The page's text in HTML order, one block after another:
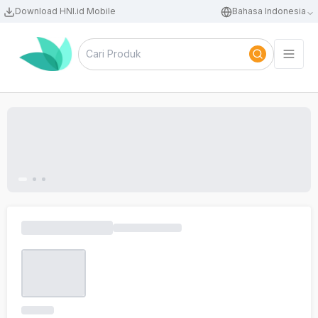
Download HNI.id Mobile Bahasa Indonesia
Cari Produk